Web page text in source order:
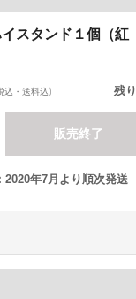
スタンド１個（紅
込・送料込) 残り
販売終了
2020年7月より順次発送